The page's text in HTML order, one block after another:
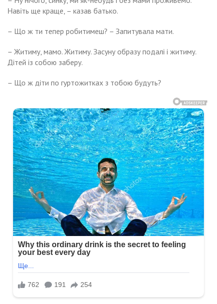
Навіть ще краще, – казав батько.
– Що ж ти тепер робитимеш? – Запитувала мати.
– Житиму, мамо. Житиму. Засуну образу подалі і житиму.
Дітей із собою заберу.
– Що ж діти по гуртожитках з тобою будуть?